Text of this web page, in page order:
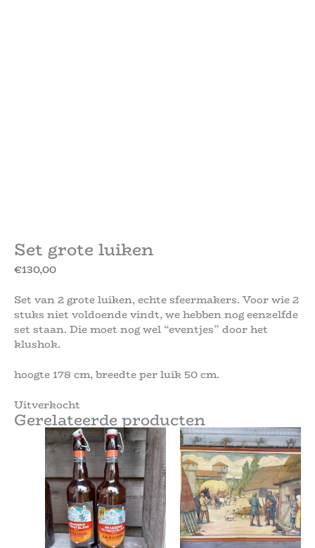
Set grote luiken
€130,00
Set van 2 grote luiken, echte sfeermakers. Voor wie 2
stuks niet voldoende vindt, we hebben nog eenzelfde
set staan. Die moet nog wel “eventjes” door het
klushok.
hoogte 178 cm, breedte per luik 50 cm.
Uitverkocht
Gerelateerde producten